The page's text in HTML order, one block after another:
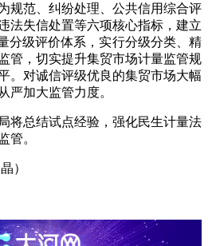
规范、纠纷处理、公共信用综合评
法失信处置等六项核心指标，建立
分级评价体系，实行分级分类、精
管，切实提升集贸市场计量监管规
。对诚信评级优良的集贸市场大幅
严加大监管力度。
总结试点经验，强化民生计量法
管。
）